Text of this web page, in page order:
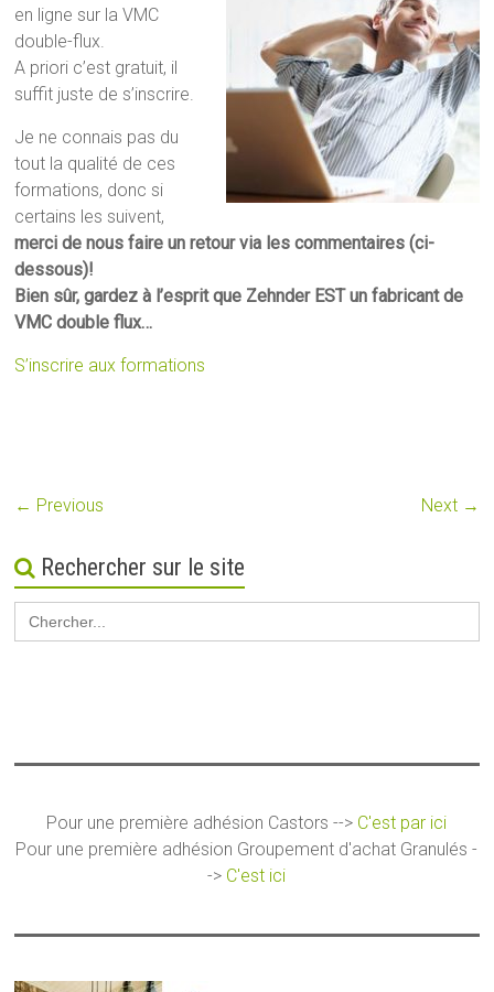
en ligne sur la VMC
double-flux.
A priori c’est gratuit, il
suffit juste de s’inscrire.
Je ne connais pas du
tout la qualité de ces
formations, donc si
certains les suivent,
merci de nous faire un retour via les commentaires (ci-
dessous)!
Bien sûr, gardez à l’esprit que Zehnder EST un fabricant de
VMC double flux…
S’inscrire aux formations
← Previous Next →
Rechercher sur le site
Search
for:
Pour une première adhésion Castors --> C'est par ici
Pour une première adhésion Groupement d'achat Granulés -
-> C'est ici